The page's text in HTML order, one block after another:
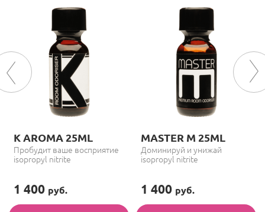
K AROMA 25ML
Пробудит ваше восприятие
isopropyl nitrite
1 400 руб.
MASTER M 25ML
Доминируй и унижай
isopropyl nitrite
1 400 руб.